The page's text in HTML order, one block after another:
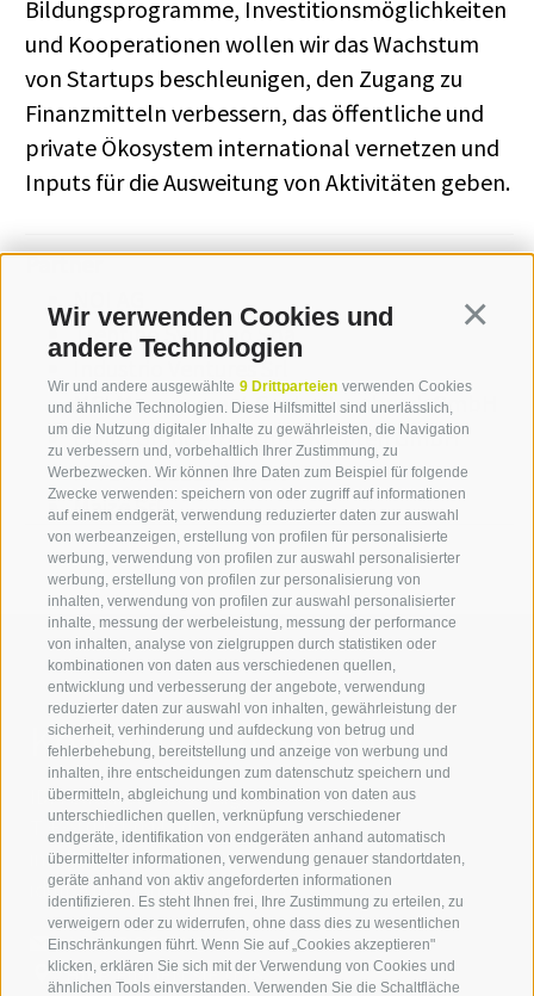
Wir verwenden Cookies und
andere Technologien
Wir und andere ausgewählte 9 Drittparteien verwenden Cookies
und ähnliche Technologien. Diese Hilfsmittel sind unerlässlich,
um die Nutzung digitaler Inhalte zu gewährleisten, die Navigation
zu verbessern und, vorbehaltlich Ihrer Zustimmung, zu
Werbezwecken. Wir können Ihre Daten zum Beispiel für folgende
Zwecke verwenden: speichern von oder zugriff auf informationen
auf einem endgerät, verwendung reduzierter daten zur auswahl
von werbeanzeigen, erstellung von profilen für personalisierte
werbung, verwendung von profilen zur auswahl personalisierter
werbung, erstellung von profilen zur personalisierung von
inhalten, verwendung von profilen zur auswahl personalisierter
inhalte, messung der werbeleistung, messung der performance
von inhalten, analyse von zielgruppen durch statistiken oder
kombinationen von daten aus verschiedenen quellen,
entwicklung und verbesserung der angebote, verwendung
reduzierter daten zur auswahl von inhalten, gewährleistung der
sicherheit, verhinderung und aufdeckung von betrug und
fehlerbehebung, bereitstellung und anzeige von werbung und
inhalten, ihre entscheidungen zum datenschutz speichern und
übermitteln, abgleichung und kombination von daten aus
unterschiedlichen quellen, verknüpfung verschiedener
endgeräte, identifikation von endgeräten anhand automatisch
übermittelter informationen, verwendung genauer standortdaten,
geräte anhand von aktiv angeforderten informationen
identifizieren. Es steht Ihnen frei, Ihre Zustimmung zu erteilen, zu
verweigern oder zu widerrufen, ohne dass dies zu wesentlichen
Einschränkungen führt. Wenn Sie auf „Cookies akzeptieren"
klicken, erklären Sie sich mit der Verwendung von Cookies und
ähnlichen Tools einverstanden. Verwenden Sie die Schaltfläche
Bildungsprogramme, Investitionsmöglichkeiten
und Kooperationen wollen wir das Wachstum
von Startups beschleunigen, den Zugang zu
Finanzmitteln verbessern, das öffentliche und
private Ökosystem international vernetzen und
Inputs für die Ausweitung von Aktivitäten geben.
Partner
NOI AG
Trentino Sviluppo Spa
Industrio Ventures Srl
MCI Management Center Innsbruck GmbH
Build! Gründerzentrum Kärnten GmbH
H-Farm Education Srl
Maize Srl
Kontaktieren Sie uns
IDM Südtirol - Alto Adige
+39 0471 094 000
info[at]idm-suedtirol.com
idm[at]pec.idm-suedtirol.com
SCHREIBEN SIE UNS!
HIER FINDEN SIE UNS